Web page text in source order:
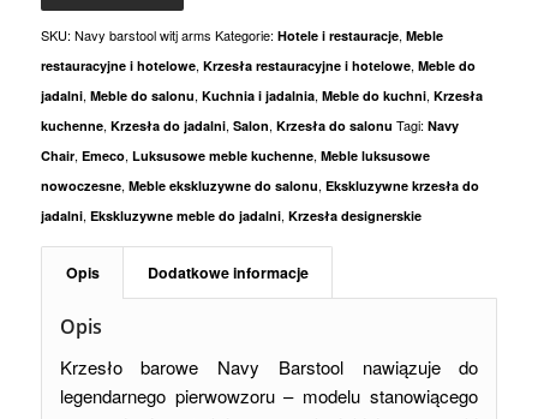
SKU: Navy barstool witj arms Kategorie: Hotele i restauracje, Meble
restauracyjne i hotelowe, Krzesła restauracyjne i hotelowe, Meble do
jadalni, Meble do salonu, Kuchnia i jadalnia, Meble do kuchni, Krzesła
kuchenne, Krzesła do jadalni, Salon, Krzesła do salonu Tagi: Navy
Chair, Emeco, Luksusowe meble kuchenne, Meble luksusowe
nowoczesne, Meble ekskluzywne do salonu, Ekskluzywne krzesła do
jadalni, Ekskluzywne meble do jadalni, Krzesła designerskie
Opis Dodatkowe informacje
Opis
Krzesło barowe Navy Barstool nawiązuje do
legendarnego pierwowzoru – modelu stanowiącego